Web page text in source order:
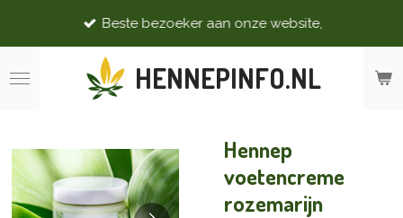
de
HENNEPINFO.NL
Beste bezoeker aan onze website,
Hennep
voetencreme
rozemarijn